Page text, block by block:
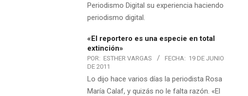
Periodismo Digital su experiencia haciendo
periodismo digital.
«El reportero es una especie en total
extinción»
POR: ESTHER VARGAS FECHA: 19 DE JUNIO
DE 2011
Lo dijo hace varios días la periodista Rosa
María Calaf, y quizás no le falta razón. «El